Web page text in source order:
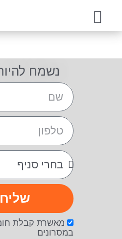
נשמח
מאשרת קבלת
במסרונים